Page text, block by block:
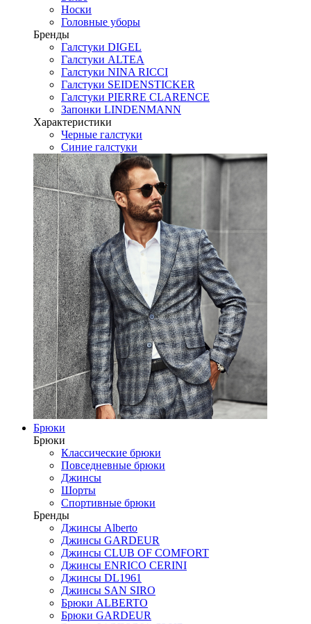
Носки
Головные уборы
Бренды
Галстуки DIGEL
Галстуки ALTEA
Галстуки NINA RICCI
Галстуки SEIDENSTICKER
Галстуки PIERRE CLARENCE
Запонки LINDENMANN
Характеристики
Черные галстуки
Синие галстуки
Брюки
Брюки
Классические брюки
Повседневные брюки
Джинсы
Шорты
Спортивные брюки
Бренды
Джинсы Alberto
Джинсы GARDEUR
Джинсы CLUB OF COMFORT
Джинсы ENRICO CERINI
Джинсы DL1961
Джинсы SAN SIRO
Брюки ALBERTO
Брюки GARDEUR